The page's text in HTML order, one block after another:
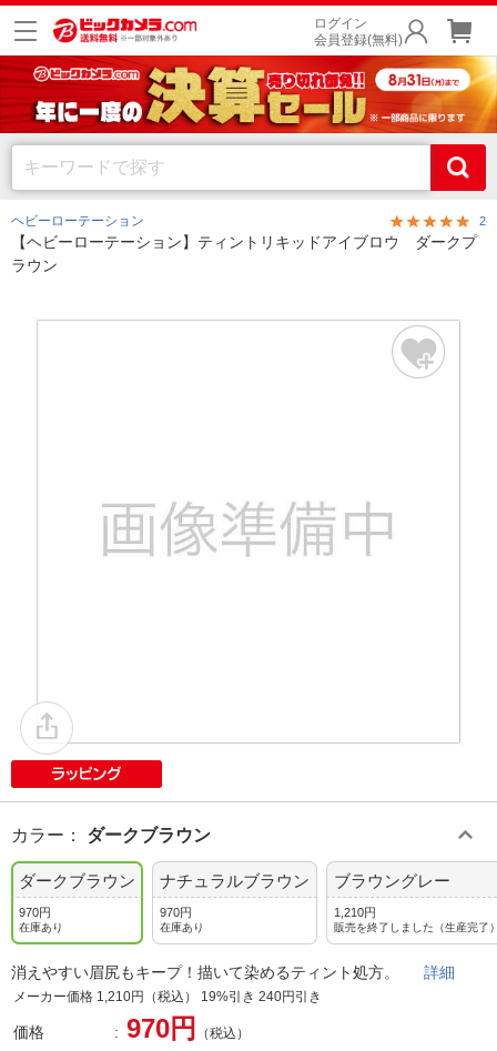
ログイン
会員登録(無料)
ヘビーローテーション 2
【ヘビーローテーション】ティントリキッドアイブロウ ダークプ
ラウン
カラー ： ダークブラウン
ダークブラウン
970円
在庫あり
ナチュラルブラウン
970円
在庫あり
ブラウングレー
1,210円
販売を終了しました（生産完了
消えやすい眉尻もキープ！描いて染めるティント処方。 詳細
メーカー価格 1,210円（税込） 19%引き 240円引き
価格 970円 （税込）